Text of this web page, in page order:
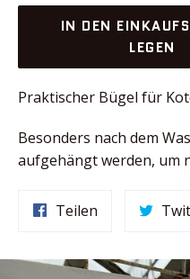
IN DEN
LEGEN
Praktischer Bügel für
Besonders nach dem
aufgehängt werden, um
Teilen
teilen